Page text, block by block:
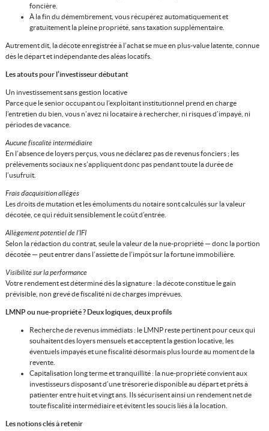
foncière.
À la fin du démembrement, vous récupérez automatiquement et
gratuitement la pleine propriété, sans taxation supplémentaire.
Autrement dit, la décote enregistrée à l’achat se mue en plus-value latente, connue
dès le départ et indépendante des aléas locatifs.
Les atouts pour l’investisseur débutant
Un investissement sans gestion locative
Parce que le senior occupant ou l’exploitant institutionnel prend en charge
l’entretien du bien, vous n’avez ni locataire à rechercher, ni risques d’impayé, ni
périodes de vacance.
Aucune fiscalité intermédiaire
En l’absence de loyers perçus, vous ne déclarez pas de revenus fonciers ; les
prélèvements sociaux ne s’appliquent donc pas pendant toute la durée de
l’usufruit.
Frais d’acquisition allégés
Les droits de mutation et les émoluments du notaire sont calculés sur la valeur
décotée, ce qui réduit sensiblement le coût d’entrée.
Allègement potentiel de l’IFI
Selon la rédaction du contrat, seule la valeur de la nue-propriété — donc la portion
décotée — peut entrer dans l’assiette de l’impôt sur la fortune immobilière.
Visibilité sur la performance
Votre rendement est déterminé dès la signature : la décote constitue le gain
prévisible, non grevé de fiscalité ni de charges imprévues.
LMNP ou nue-propriété ? Deux logiques, deux profils
Recherche de revenus immédiats : le LMNP reste pertinent pour ceux qui
souhaitent des loyers mensuels et acceptent la gestion locative, les
éventuels impayés et une fiscalité désormais plus lourde au moment de la
revente.
Capitalisation long terme et tranquillité : la nue-propriété convient aux
investisseurs disposant d’une trésorerie disponible au départ et prêts à
patienter entre huit et vingt ans. Ils sécurisent ainsi un rendement net de
toute fiscalité intermédiaire et évitent les soucis liés à la location.
Les notions clés à retenir